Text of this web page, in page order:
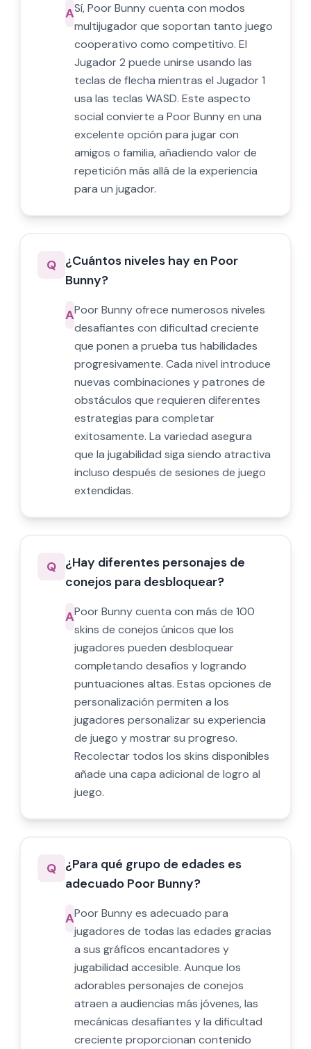
ASí, Poor Bunny cuenta con modos
multijugador que soportan tanto juego
cooperativo como competitivo. El
Jugador 2 puede unirse usando las
teclas de flecha mientras el Jugador 1
usa las teclas WASD. Este aspecto
social convierte a Poor Bunny en una
excelente opción para jugar con
amigos o familia, añadiendo valor de
repetición más allá de la experiencia
para un jugador.
Q ¿Cuántos niveles hay en Poor
Bunny?
APoor Bunny ofrece numerosos niveles
desafiantes con dificultad creciente
que ponen a prueba tus habilidades
progresivamente. Cada nivel introduce
nuevas combinaciones y patrones de
obstáculos que requieren diferentes
estrategias para completar
exitosamente. La variedad asegura
que la jugabilidad siga siendo atractiva
incluso después de sesiones de juego
extendidas.
Q ¿Hay diferentes personajes de
conejos para desbloquear?
APoor Bunny cuenta con más de 100
skins de conejos únicos que los
jugadores pueden desbloquear
completando desafíos y logrando
puntuaciones altas. Estas opciones de
personalización permiten a los
jugadores personalizar su experiencia
de juego y mostrar su progreso.
Recolectar todos los skins disponibles
añade una capa adicional de logro al
juego.
Q ¿Para qué grupo de edades es
adecuado Poor Bunny?
APoor Bunny es adecuado para
jugadores de todas las edades gracias
a sus gráficos encantadores y
jugabilidad accesible. Aunque los
adorables personajes de conejos
atraen a audiencias más jóvenes, las
mecánicas desafiantes y la dificultad
creciente proporcionan contenido